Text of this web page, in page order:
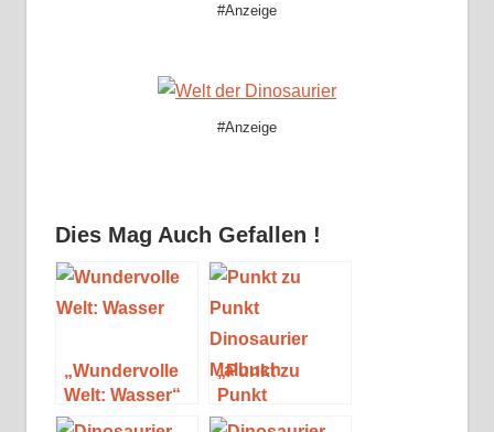
#Anzeige
#Anzeige
Dies Mag Auch Gefallen !
„Wundervolle
Welt: Wasser“
von Sam Hume
„Punkt zu
Punkt
Dinosaurier